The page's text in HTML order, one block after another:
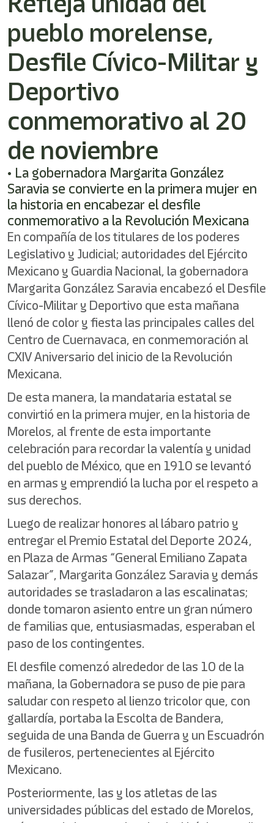
activates
screen
reader
help
you
navigate
interact
the
content.
pueblo morelense,
Desfile Cívico-Militar y
Deportivo
conmemorativo al 20
de noviembre
• La gobernadora Margarita González
Saravia se convierte en la primera mujer en
la historia en encabezar el desfile
conmemorativo a la Revolución Mexicana
En compañía de los titulares de los poderes
Legislativo y Judicial; autoridades del Ejército
Mexicano y Guardia Nacional, la gobernadora
Margarita González Saravia encabezó el Desfile
Cívico-Militar y Deportivo que esta mañana
llenó de color y fiesta las principales calles del
Centro de Cuernavaca, en conmemoración al
CXIV Aniversario del inicio de la Revolución
Mexicana.
De esta manera, la mandataria estatal se
convirtió en la primera mujer, en la historia de
Morelos, al frente de esta importante
celebración para recordar la valentía y unidad
del pueblo de México, que en 1910 se levantó
en armas y emprendió la lucha por el respeto a
sus derechos.
Luego de realizar honores al lábaro patrio y
entregar el Premio Estatal del Deporte 2024,
en Plaza de Armas “General Emiliano Zapata
Salazar”, Margarita González Saravia y demás
autoridades se trasladaron a las escalinatas;
donde tomaron asiento entre un gran número
de familias que, entusiasmadas, esperaban el
paso de los contingentes.
El desfile comenzó alrededor de las 10 de la
mañana, la Gobernadora se puso de pie para
saludar con respeto al lienzo tricolor que, con
gallardía, portaba la Escolta de Bandera,
seguida de una Banda de Guerra y un Escuadrón
de fusileros, pertenecientes al Ejército
Mexicano.
Posteriormente, las y los atletas de las
universidades públicas del estado de Morelos,